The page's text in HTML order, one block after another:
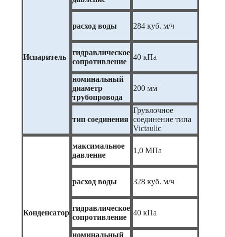
Испаритель
расход воды 284 куб. м/ч
гидравлическое
сопротивление
40 кПа
номинальный
диаметр
трубопровода
200 мм
тип соединения
Грувлочное
соединение типа
Victaulic
Конденсатор
максимальное
давление
1,0 МПа
расход воды 328 куб. м/ч
гидравлическое
сопротивление
40 кПа
номинальный